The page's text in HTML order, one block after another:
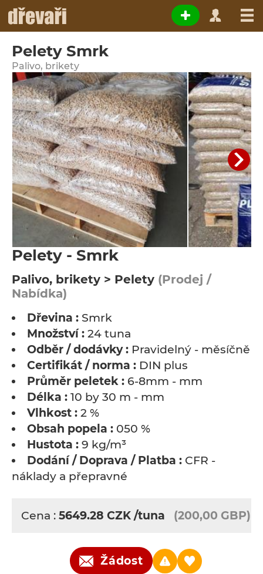
Pelety Smrk
Palivo, brikety
Pelety - Smrk
Palivo, brikety > Pelety (Prodej /
Nabídka)
Dřevina : Smrk
Množství : 24 tuna
Odběr / dodávky : Pravidelný - měsíčně
Certifikát / norma : DIN plus
Průměr peletek : 6-8mm - mm
Délka : 10 by 30 m - mm
Vlhkost : 2 %
Obsah popela : 050 %
Hustota : 9 kg/m³
Dodání / Doprava / Platba : CFR -
náklady a přepravné
Cena : 5649.28 CZK /tuna (200,00 GBP)
Žádost